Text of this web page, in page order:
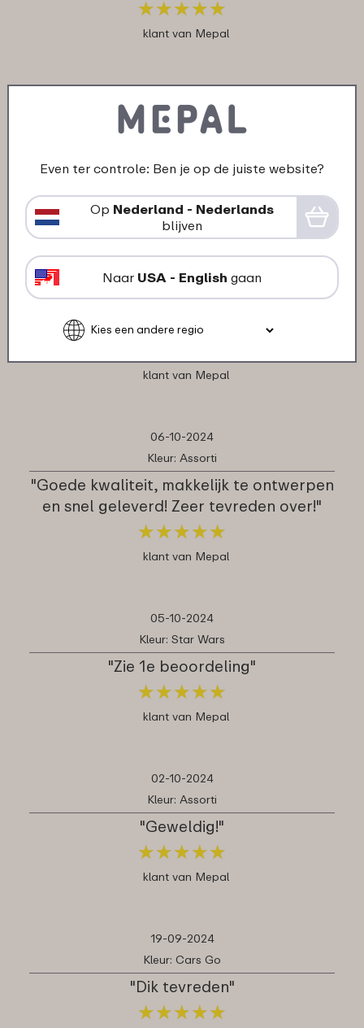
★★★★★
★★★★★
klant van Mepal
Kleur: Cars Go
vindt ik de levering iets te lang duren"
★★★★★
★★★★★
klant van Mepal
07-10-2024
Kleur: Cars Go
"Goede kwaliteit bekers"
klant van Mepal
06-10-2024
Kleur: Assorti
"Goede kwaliteit, makkelijk te ontwerpen
en snel geleverd! Zeer tevreden over!"
★★★★★
★★★★★
klant van Mepal
05-10-2024
Kleur: Star Wars
"Zie 1e beoordeling"
★★★★★
★★★★★
klant van Mepal
02-10-2024
Kleur: Assorti
"Geweldig!"
★★★★★
★★★★★
klant van Mepal
19-09-2024
Kleur: Cars Go
"Dik tevreden"
★★★★★
★★★★★
Even ter controle: Ben je op de juiste website?
Op Nederland - Nederlands
blijven
Naar USA - English gaan